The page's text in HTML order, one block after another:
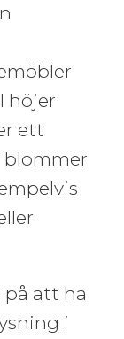
höjer
ett
blommer
på att ha
i